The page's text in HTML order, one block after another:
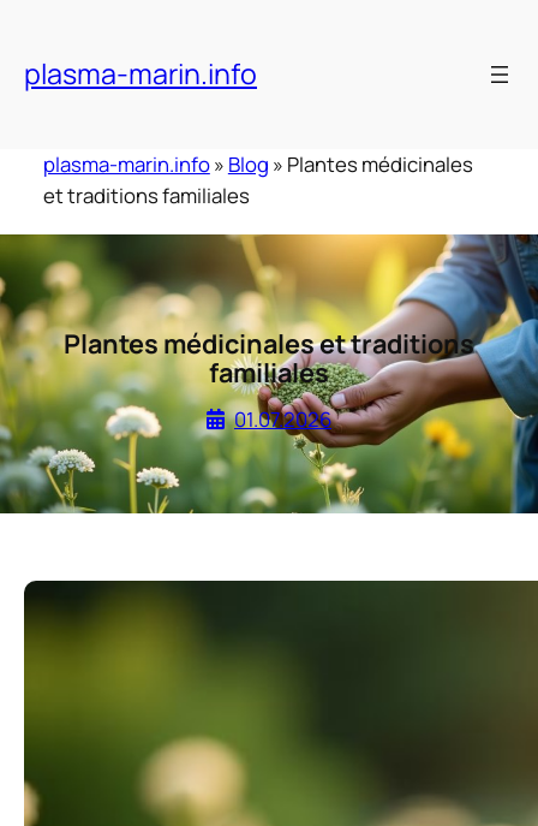
content
plasma-marin.info
plasma-marin.info» Blog » Plantes médicinales
et traditions familiales
Plantes médicinales et traditions
familiales
01.07.2026